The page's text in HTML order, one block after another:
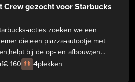
Crew gezocht voor Starbucks
acties zoeken we een
die:een piazza-autootje met
bij de op- en afbouw;en...
€ 160 👫 4plekken